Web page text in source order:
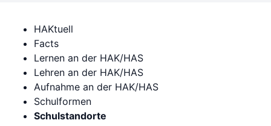
HAKtuell
Facts
Lernen an der HAK/HAS
Lehren an der HAK/HAS
Aufnahme an der HAK/HAS
Schulformen
Schulstandorte